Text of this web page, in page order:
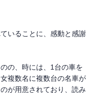
いることに、感動と感謝
の、時には、1台の車を
複数名に複数台の名車が
が用意されており、読み